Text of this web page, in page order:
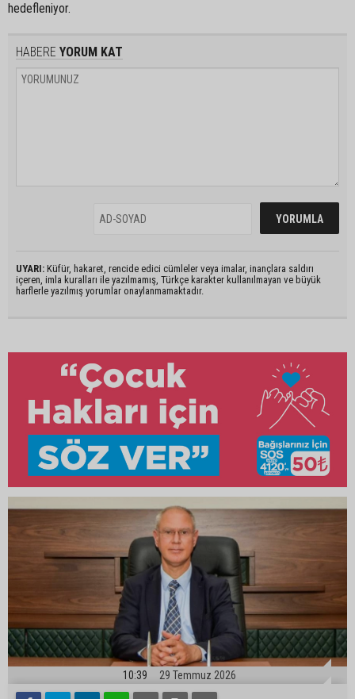
hedefleniyor.
HABERE YORUM KAT
UYARI: Küfür, hakaret, rencide edici cümleler veya imalar, inançlara saldırı
içeren, imla kuralları ile yazılmamış, Türkçe karakter kullanılmayan ve büyük
harflerle yazılmış yorumlar onaylanmamaktadır.
10:39 29 Temmuz 2026